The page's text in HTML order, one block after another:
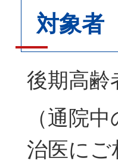
対象者
後期高齢
（通院
治医にご